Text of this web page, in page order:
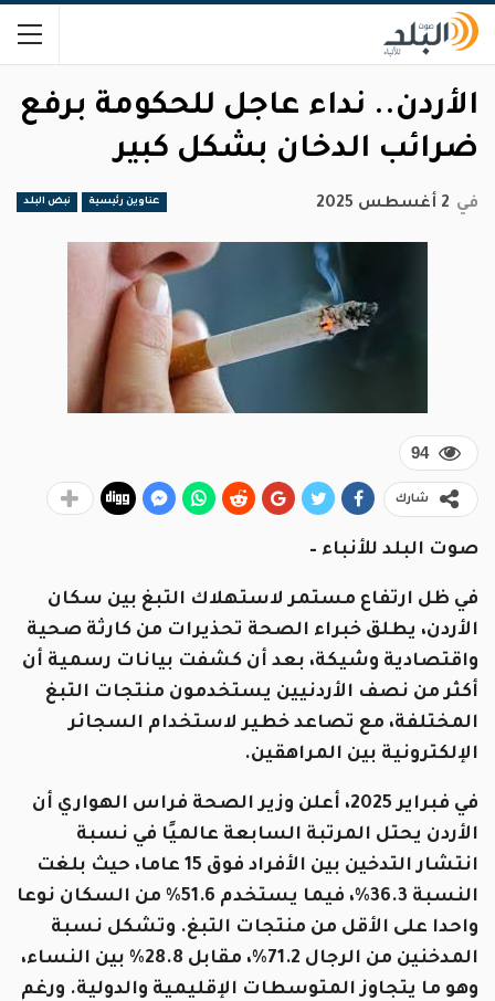
الأردن.. نداء عاجل للحكومة برفع
ضرائب الدخان بشكل كبير
عناوين رئيسية نبض البلد في 2 أغسطس 2025
94
شارك
صوت البلد للأنباء –
في ظل ارتفاع مستمر لاستهلاك التبغ بين سكان
الأردن، يطلق خبراء الصحة تحذيرات من كارثة صحية
واقتصادية وشيكة، بعد أن كشفت بيانات رسمية أن
أكثر من نصف الأردنيين يستخدمون منتجات التبغ
المختلفة، مع تصاعد خطير لاستخدام السجائر
الإلكترونية بين المراهقين.
في فبراير 2025، أعلن وزير الصحة فراس الهواري أن
الأردن يحتل المرتبة السابعة عالميًا في نسبة
انتشار التدخين بين الأفراد فوق 15 عاما، حيث بلغت
النسبة 36.3%، فيما يستخدم 51.6% من السكان نوعا
واحدا على الأقل من منتجات التبغ. وتشكل نسبة
المدخنين من الرجال 71.2%، مقابل 28.8% بين النساء،
وهو ما يتجاوز المتوسطات الإقليمية والدولية. ورغم